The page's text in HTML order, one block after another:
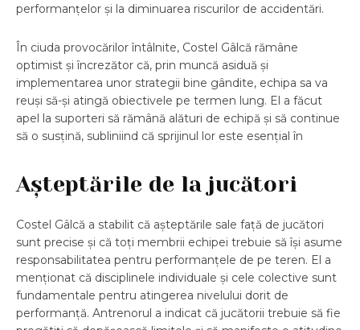
performanțelor și la diminuarea riscurilor de accidentări.
În ciuda provocărilor întâlnite, Costel Gâlcă rămâne
optimist și încrezător că, prin muncă asiduă și
implementarea unor strategii bine gândite, echipa sa va
reuși să-și atingă obiectivele pe termen lung. El a făcut
apel la suporteri să rămână alături de echipă și să continue
să o susțină, subliniind că sprijinul lor este esențial în
Așteptările de la jucători
Costel Gâlcă a stabilit că așteptările sale față de jucători
sunt precise și că toți membrii echipei trebuie să își asume
responsabilitatea pentru performanțele de pe teren. El a
menționat că disciplinele individuale și cele colective sunt
fundamentale pentru atingerea nivelului dorit de
performanță. Antrenorul a indicat că jucătorii trebuie să fie